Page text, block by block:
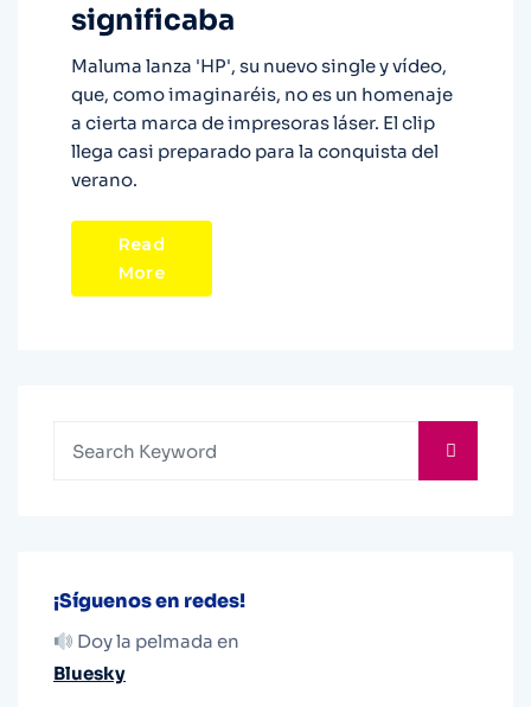
significaba
Maluma lanza 'HP', su nuevo single y vídeo,
que, como imaginaréis, no es un homenaje
a cierta marca de impresoras láser. El clip
llega casi preparado para la conquista del
verano.
Read
More
¡Síguenos en redes!
Doy la pelmada en
Bluesky